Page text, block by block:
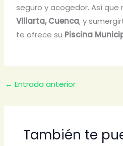
seguro y acogedor. Así que
Villarta, Cuenca, y
te ofrece su Piscina
← Entrada anterior
También te